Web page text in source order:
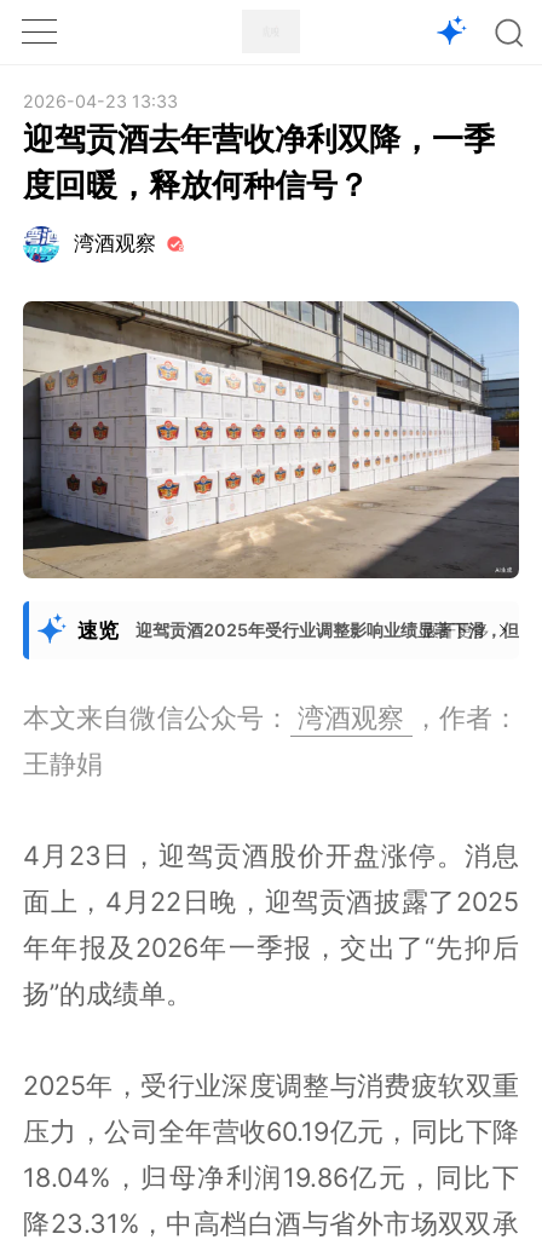
1X
2026-04-23 13:33
迎驾贡酒去年营收净利双降，一季
度回暖，释放何种信号？
湾酒观察
速览 迎驾贡酒2025年受行业调整影响业绩显著下滑，但
展开更多
本文来自微信公众号： 湾酒观察
，作者：
王静娟
4月23日，迎驾贡酒股价开盘涨停。消息
面上，4月22日晚，迎驾贡酒披露了2025
年年报及2026年一季报，交出了“先抑后
扬”的成绩单。
2025年，受行业深度调整与消费疲软双重
压力，公司全年营收60.19亿元，同比下降
18.04%，归母净利润19.86亿元，同比下
降23.31%，中高档白酒与省外市场双双承